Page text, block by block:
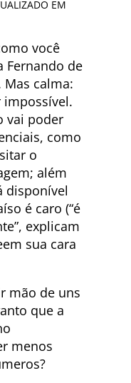
EM
você
Fernando de
calma:
impossível.
vai poder
como
o
além
disponível
é caro (“é
explicam
sua cara
mão de uns
que a
menos